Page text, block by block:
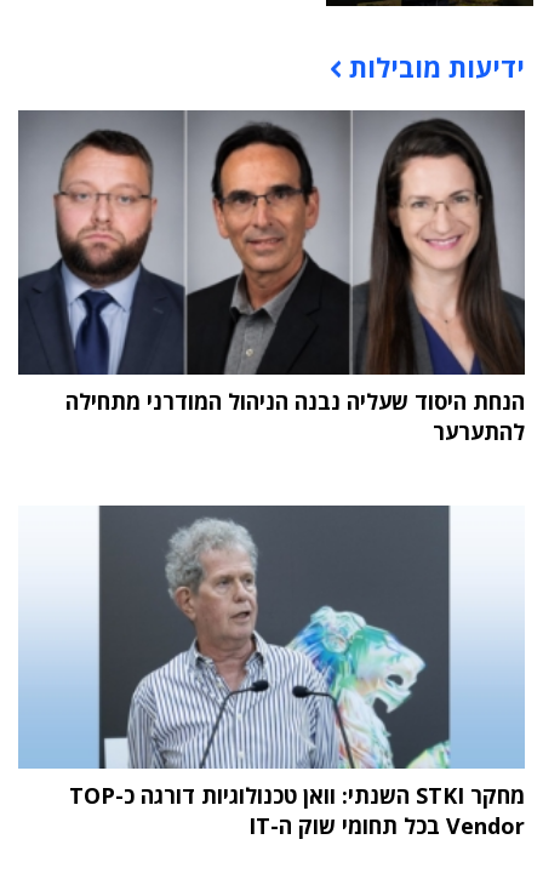
תוכן פרסומי
ידיעות מובילות
הנחת היסוד שעליה נבנה הניהול המודרני מתחילה
להתערער
מחקר STKI השנתי: וואן טכנולוגיות דורגה כ-TOP
Vendor בכל תחומי שוק ה-IT